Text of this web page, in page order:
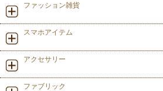
ファッション雑貨
スマホアイテム
アクセサリー
ファブリック